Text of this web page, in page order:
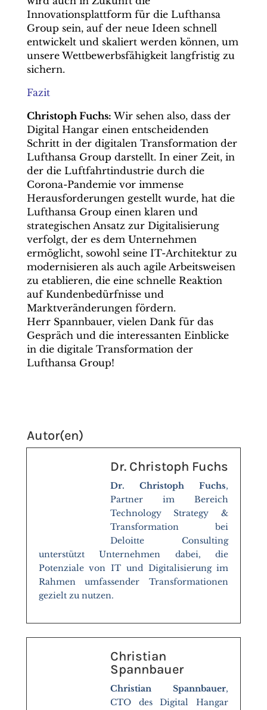
Innovationsplattform für die Lufthansa
Group sein, auf der neue Ideen schnell
entwickelt und skaliert werden können, um
unsere Wettbewerbsfähigkeit langfristig zu
sichern.
Fazit
Christoph Fuchs: Wir sehen also, dass der
Digital Hangar einen entscheidenden
Schritt in der digitalen Transformation der
Lufthansa Group darstellt. In einer Zeit, in
der die Luftfahrtindustrie durch die
Corona-Pandemie vor immense
Herausforderungen gestellt wurde, hat die
Lufthansa Group einen klaren und
strategischen Ansatz zur Digitalisierung
verfolgt, der es dem Unternehmen
ermöglicht, sowohl seine IT-Architektur zu
modernisieren als auch agile Arbeitsweisen
zu etablieren, die eine schnelle Reaktion
auf Kundenbedürfnisse und
Marktveränderungen fördern.
Herr Spannbauer, vielen Dank für das
Gespräch und die interessanten Einblicke
in die digitale Transformation der
Lufthansa Group!
Autor(en)
Dr. Christoph Fuchs
Dr. Christoph Fuchs,
Partner im Bereich
Technology Strategy &
Transformation bei
Deloitte Consulting
unterstützt Unternehmen dabei, die
Potenziale von IT und Digitalisierung im
Rahmen umfassender Transformationen
gezielt zu nutzen.
Christian
Spannbauer
Christian Spannbauer,
CTO des Digital Hangar